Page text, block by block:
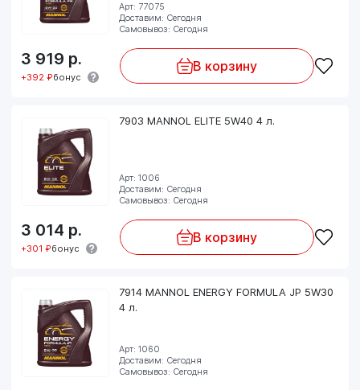
Арт: 77075
Доставим: Сегодня
Самовывоз: Сегодня
3 919 р.
+392 ₽бонус
В корзину
7903 MANNOL ELITE 5W40 4 л.
Арт: 1006
Доставим: Сегодня
Самовывоз: Сегодня
3 014 р.
+301 ₽бонус
В корзину
7914 MANNOL ENERGY FORMULA JP 5W30
4 л.
Арт: 1060
Доставим: Сегодня
Самовывоз: Сегодня